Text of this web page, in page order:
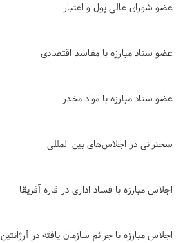
عضو شورای عالی پول و اعتبار
عضو ستاد مبارزه با مفاسد اقتصادی
عضو ستاد مبارزه با مواد مخدر
سخنرانی در اجلاس‌های بین المللی
اجلاس مبارزه با فساد اداری در قاره آفریقا
اجلاس مبارزه با جرائم سازمان یافته در آرژانتین